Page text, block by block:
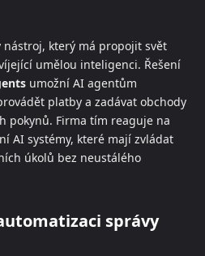
nástroj, který má propojit svět
umělou inteligenci. Řešení
umožní AI agentům
platby a zadávat obchody
pokynů. Firma tím reaguje na
AI systémy, které mají zvládat
úkolů bez neustálého
správy